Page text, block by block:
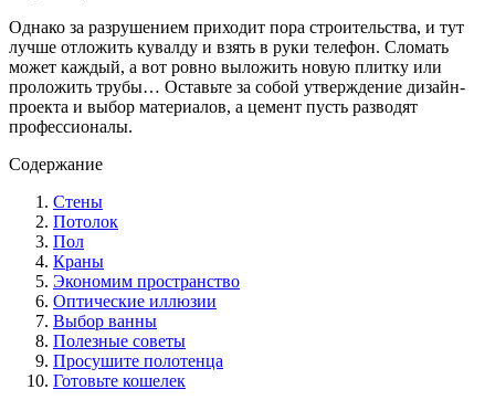
Однако за разрушением приходит пора строительства, и тут
лучше отложить кувалду и взять в руки телефон. Сломать
может каждый, а вот ровно выложить новую плитку или
проложить трубы… Оставьте за собой утверждение дизайн-
проекта и выбор материалов, а цемент пусть разводят
профессионалы.
Содержание
Стены
Потолок
Пол
Краны
Экономим пространство
Оптические иллюзии
Выбор ванны
Полезные советы
Просушите полотенца
Готовьте кошелек